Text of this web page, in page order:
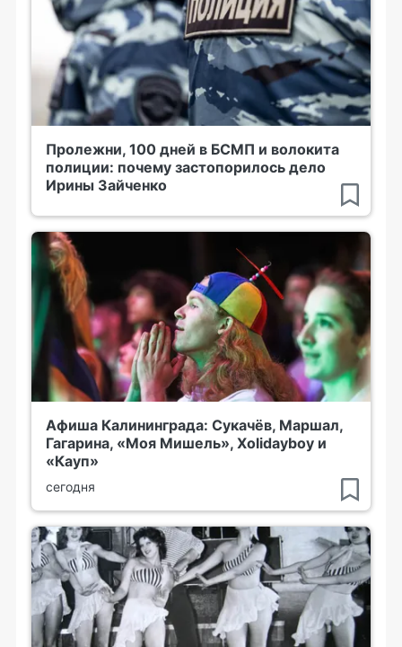
Пролежни, 100 дней в БСМП и волокита
полиции: почему застопорилось дело
Ирины Зайченко
Афиша Калининграда: Сукачёв, Маршал,
Гагарина, «Моя Мишель», Xolidayboy и
«Кауп»
сегодня